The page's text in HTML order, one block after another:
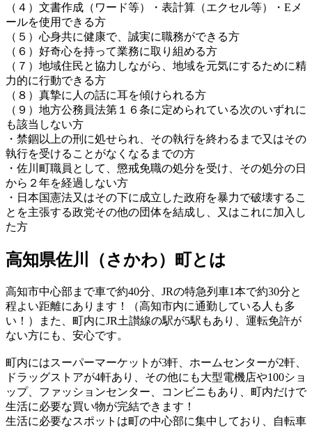
（４）文書作成（ワード等）・表計算（エクセル等）・Eメ
ールを使用できる方
（５）心身共に健康で、誠実に職務ができる方
（６）好奇心を持って業務に取り組める方
（７）地域住民と協力しながら、地域を元気にするために精
力的に行動できる方
（８）真摯に人の話に耳を傾けられる方
（９）地方公務員法第１６条に定められている次のいずれに
も該当しない方
・禁錮以上の刑に処せられ、その執行を終わるまで又はその
執行を受けることがなくなるまでの方
・佐川町職員として、懲戒免職の処分を受け、その処分の日
から２年を経過しない方
・日本国憲法又はその下に成立した政府を暴力で破壊するこ
とを主張する政党その他の団体を結成し、又はこれに加入し
た方
高知県佐川（さかわ）町とは
高知市中心部まで車で約40分、JRの特急列車1本で約30分と
程よい距離にあります！（高知市内に通勤している人も多
い！）また、町内にJR土讃線の駅が5駅もあり、運転免許が
ない方にも、安心です。
町内にはスーパーマーケットが3軒、ホームセンターが2軒、
ドラッグストアが4軒あり、その他にも大型電機店や100ショ
ップ、ファッションセンター、コンビニもあり、町内だけで
生活に必要な買い物が完結できます！
生活に必要なスポットは町の中心部に集中しており、自転車